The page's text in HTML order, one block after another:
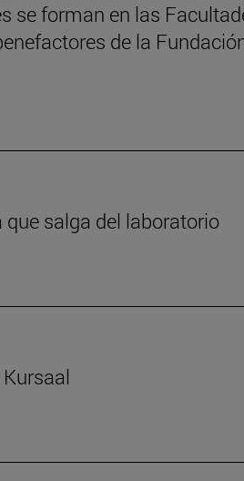
se forman en las
de la
salga del laboratorio